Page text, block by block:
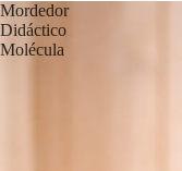
Mordedor
Didáctico
Molécula